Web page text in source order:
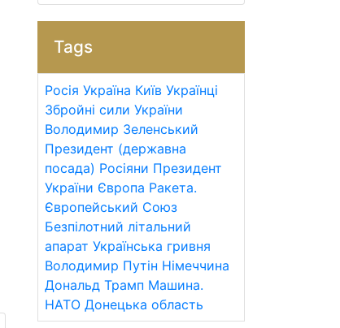
Tags
Росія Україна Київ Українці
Збройні сили України
Володимир Зеленський
Президент (державна
посада) Росіяни Президент
України Європа Ракета.
Європейський Союз
Безпілотний літальний
апарат Українська гривня
Володимир Путін Німеччина
Дональд Трамп Машина.
НАТО Донецька область